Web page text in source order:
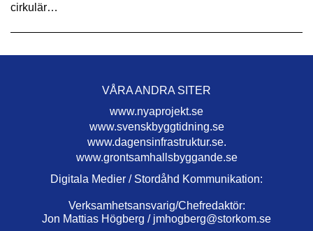
cirkulär…
VÅRA ANDRA SITER
www.nyaprojekt.se
www.svenskbyggtidning.se
www.dagensinfrastruktur.se.
www.grontsamhallsbyggande.se
Digitala Medier / Stordåhd Kommunikation:
Verksamhetsansvarig/Chefredaktör:
Jon Mattias Högberg / jmhogberg@storkom.se